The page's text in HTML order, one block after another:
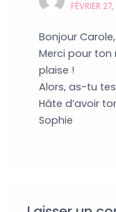
FÉVRIER
Bonjour Carole,
Merci pour ton
plaise !
Alors, as-tu
Hâte d’avoir
Sophie